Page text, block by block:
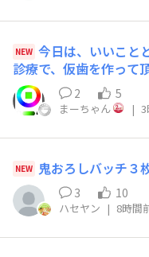
NEW 今日は、いいこと
診療で、仮歯を作って
たことです。
2 5
まーちゃん |
NEW 鬼おろしバッチ
3 10
ハセヤン | 8時間